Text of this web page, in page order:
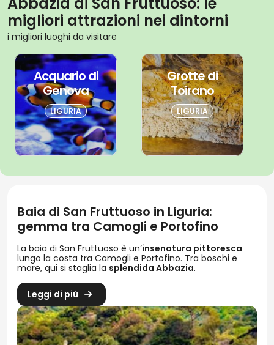
Da32 €
BIGLIETTO D'INGRESSO
Castel Sant'Angelo: Biglietto
d'ingresso + App di audioguida
4.5
Da22 €
3.9
33.5 €
Camogli con il battello.
Non è possibile arrivare a San Fruttuoso con l’auto.
migliori attrazioni nei dintorni
i migliori luoghi da visitare
Acquario di
Genova
LIGURIA
Grotte di
Toirano
LIGURIA
Baia di San Fruttuoso in Liguria:
gemma tra Camogli e Portofino
La baia di San Fruttuoso è un’insenatura pittoresca
lungo la costa tra Camogli e Portofino. Tra boschi e
mare, qui si staglia la splendida Abbazia.
Leggi di più